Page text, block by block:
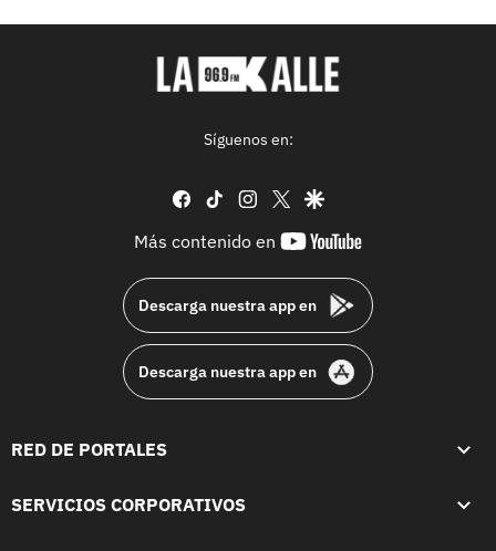
Síguenos en:
facebook
tiktok instagram
twittergoogle
Más contenido en
youtube-
Descarga nuestra app en
Descarga nuestra app en
RED DE PORTALES
SERVICIOS CORPORATIVOS